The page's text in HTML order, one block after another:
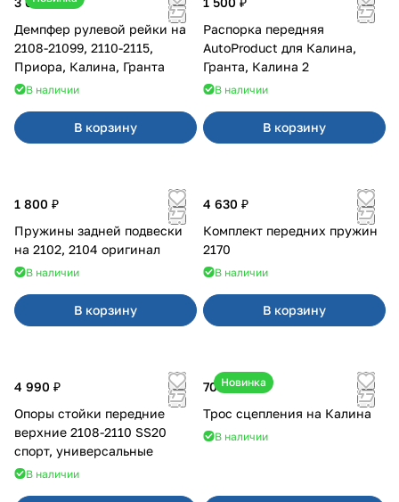
Демпфер рулевой рейки на
2108-21099, 2110-2115,
Приора, Калина, Гранта
В наличии
В корзину
Распорка передняя
AutoProduct для Калина,
Гранта, Калина 2
В наличии
В корзину
1 800 ₽
Пружины задней подвески
на 2102, 2104 оригинал
В наличии
В корзину
4 630 ₽
Комплект передних пружин
2170
В наличии
В корзину
4 990 ₽
Опоры стойки передние
верхние 2108-2110 SS20
спорт, универсальные
В наличии
Новинка
700 ₽
Трос сцепления на Калина
В наличии